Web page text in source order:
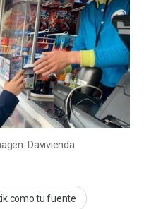
Davivienda
como tu fuente